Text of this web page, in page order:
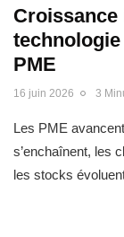
PME
16 juin 2026 3
Les PME
s’enchaînent, les
les stocks